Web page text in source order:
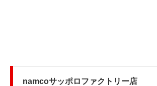
namcoサッポロファクトリー店